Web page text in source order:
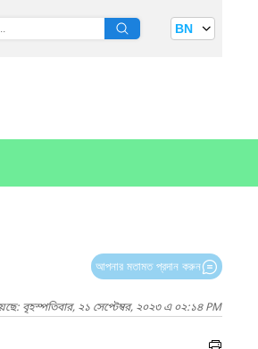
BN
আপনার মতামত প্রদান করুন
বৃহস্পতিবার, ২১ সেপ্টেম্বর, ২০২৩ এ ০২:১৪ PM